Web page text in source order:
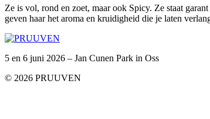
Ze is vol, rond en zoet, maar ook Spicy. Ze staat
geven haar het aroma en kruidigheid die je laten
5 en 6 juni 2026 – Jan Cunen Park in Oss
© 2026 PRUUVEN